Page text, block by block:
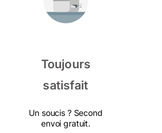
Toujours
satisfait
Un soucis ? Second
envoi gratuit.